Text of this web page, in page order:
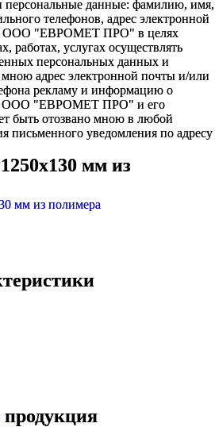
персональные данные: фамилию, имя,
телефонов, адрес электронной
ООО "ЕВРОМЕТ ПРО" в целях
работах, услугах осуществлять
персональных данных и
адрес электронной почты и/или
рекламу и информацию о
ООО "ЕВРОМЕТ ПРО" и его
быть отозвано мною в любой
письменного уведомления по адресу
мм из